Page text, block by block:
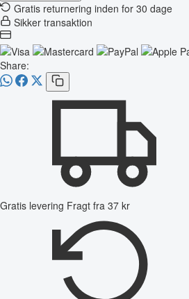
Gratis returnering inden for 30 dage
Sikker transaktion
Share:
Gratis levering Fragt fra 37 kr